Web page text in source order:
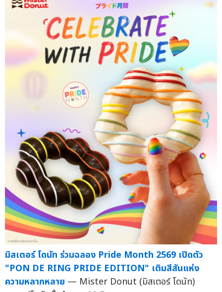
มิสเตอร์ โดนัท ร่วมฉลอง Pride Month 2569 เปิดตัว
"PON DE RING PRIDE EDITION" เติมสีสันแห่ง
ความหลากหลาย — Mister Donut (มิสเตอร์ โดนัท)